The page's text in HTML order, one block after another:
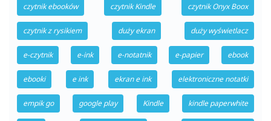
czytnik ebooków czytnik Kindle czytnik Onyx Boox
czytnik z rysikiem duży ekran duży wyświetlacz
e-czytnik e-ink e-notatnik e-papier ebook
ebooki e ink ekran e ink elektroniczne notatki
empik go google play Kindle kindle paperwhite